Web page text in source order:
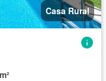
Casa Rural